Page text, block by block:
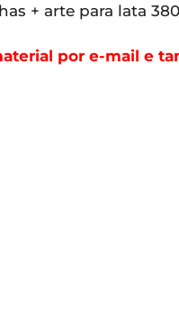
+ arte para lata
por e-mail e